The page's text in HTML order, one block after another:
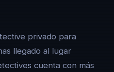
privado para
llegado al lugar
cuenta con más